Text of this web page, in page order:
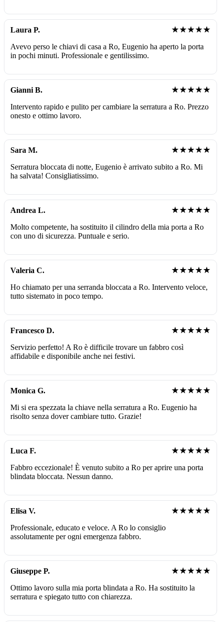
Laura P. ★★★★★
Avevo perso le chiavi di casa a Ro, Eugenio ha aperto la porta
in pochi minuti. Professionale e gentilissimo.
Gianni B. ★★★★★
Intervento rapido e pulito per cambiare la serratura a Ro. Prezzo
onesto e ottimo lavoro.
Sara M. ★★★★★
Serratura bloccata di notte, Eugenio è arrivato subito a Ro. Mi
ha salvata! Consigliatissimo.
Andrea L. ★★★★★
Molto competente, ha sostituito il cilindro della mia porta a Ro
con uno di sicurezza. Puntuale e serio.
Valeria C. ★★★★★
Ho chiamato per una serranda bloccata a Ro. Intervento veloce,
tutto sistemato in poco tempo.
Francesco D. ★★★★★
Servizio perfetto! A Ro è difficile trovare un fabbro così
affidabile e disponibile anche nei festivi.
Monica G. ★★★★★
Mi si era spezzata la chiave nella serratura a Ro. Eugenio ha
risolto senza dover cambiare tutto. Grazie!
Luca F. ★★★★★
Fabbro eccezionale! È venuto subito a Ro per aprire una porta
blindata bloccata. Nessun danno.
Elisa V. ★★★★★
Professionale, educato e veloce. A Ro lo consiglio
assolutamente per ogni emergenza fabbro.
Giuseppe P. ★★★★★
Ottimo lavoro sulla mia porta blindata a Ro. Ha sostituito la
serratura e spiegato tutto con chiarezza.